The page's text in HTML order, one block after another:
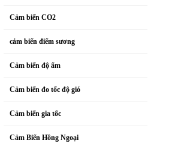
Cảm biến CO2
cảm biến điểm sương
Cảm biến độ ẩm
Cảm biến đo tốc độ gió
Cảm biến gia tốc
Cảm Biến Hồng Ngoại